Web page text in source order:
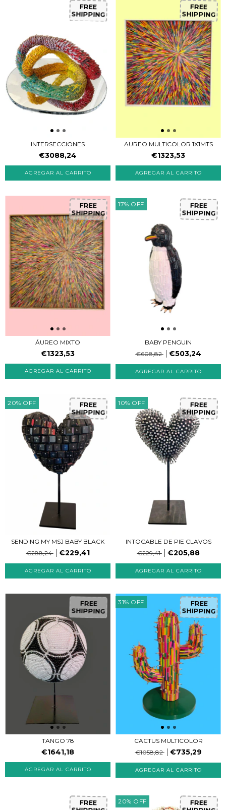
FREE
SHIPPING
INTERSECCIONES
€3088,24
FREE
SHIPPING
AUREO MULTICOLOR 1X1MTS
€1323,53
FREE
SHIPPING
ÁUREO MIXTO
€1323,53
17% OFF FREE
SHIPPING
BABY PENGUIN
€608,82
€503,24
20% OFF FREE
SHIPPING
SENDING MY MSJ BABY BLACK
€288,24
€229,41
10% OFF FREE
SHIPPING
INTOCABLE DE PIE CLAVOS
€229,41
€205,88
FREE
SHIPPING
TANGO 78
€1641,18
31% OFF FREE
SHIPPING
CACTUS MULTICOLOR
€1058,82
€735,29
FREE 20% OFF FREE